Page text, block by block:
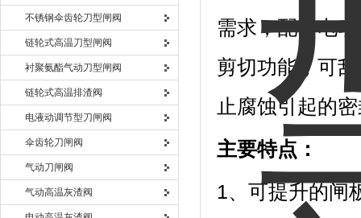
不锈钢伞齿轮刀型闸阀
链轮式高温刀型闸阀
衬聚氨酯气动刀型闸阀
链轮式高温排渣阀
电液动调节型刀闸阀
伞齿轮刀闸阀
气动刀闸阀
气动高温灰渣阀
需求，配备电
剪切功能，可
止腐蚀引起的
主要特点：
1、可提升的闸